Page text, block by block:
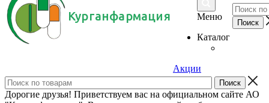
Курганфармация
Меню
Каталог
Акции
Дорогие друзья! Приветствуем вас на официальном сайте АО